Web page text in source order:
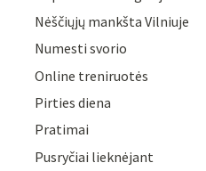
Nėščiųjų mankšta Vilniuje
Numesti svorio
Online treniruotės
Pirties diena
Pratimai
Pusryčiai lieknėjant